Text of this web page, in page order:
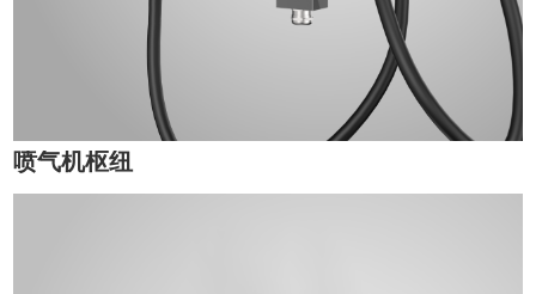
喷气机枢纽